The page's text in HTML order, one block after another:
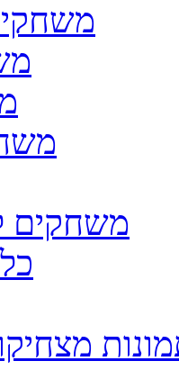
משחקים